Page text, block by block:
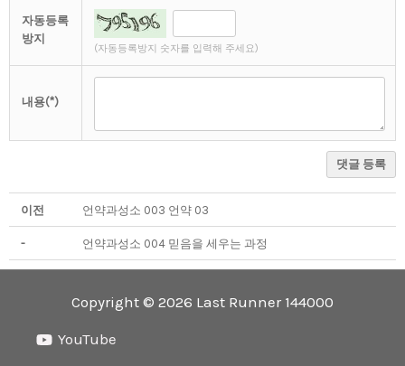
자동등록
방지
(자동등록방지 숫자를 입력해 주세요)
내용(*)
댓글 등록
이전 언약과성소 003 언약 03
- 언약과성소 004 믿음을 세우는 과정
Copyright © 2026 Last Runner 144000
YouTube